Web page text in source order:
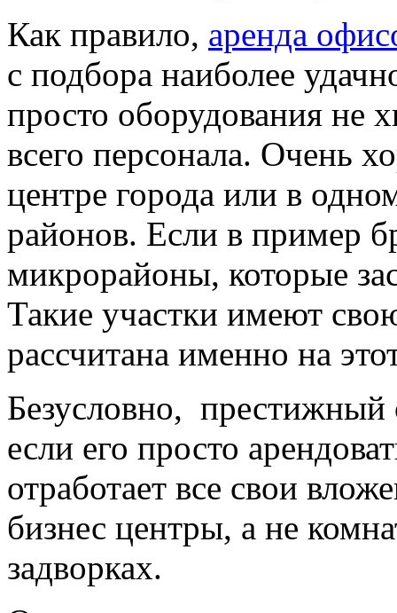
Как правило, аренда
с подбора наиболее
просто оборудования не
всего персонала. Очень
центре города или в
районов. Если в пример
микрорайоны, которые
Такие участки имеют
рассчитана именно на
Безусловно, престижный
если его просто
отработает все свои
бизнес центры, а не
задворках.